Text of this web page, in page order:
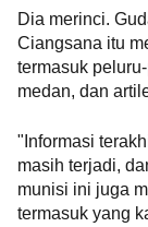
Dia merinci.
Ciangsana itu
termasuk
medan, dan
"Informasi
masih terjadi,
munisi ini juga
termasuk yang